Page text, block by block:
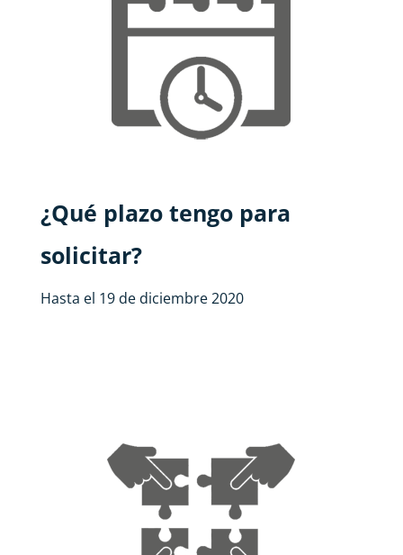
¿Qué plazo tengo para
solicitar?
Hasta el 19 de diciembre 2020